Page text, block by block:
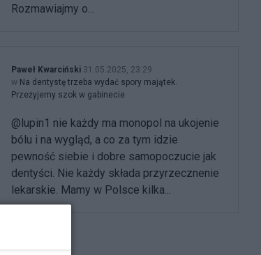
Rozmawiajmy o...
Paweł Kwarciński 31.05.2025, 23:29
w Na dentystę trzeba wydać spory majątek.
Przeżyjemy szok w gabinecie
@lupin1 nie każdy ma monopol na ukojenie
bólu i na wygląd, a co za tym idzie
pewność siebie i dobre samopoczucie jak
dentyści. Nie każdy składa przyrzecznenie
lekarskie. Mamy w Polsce kilka...